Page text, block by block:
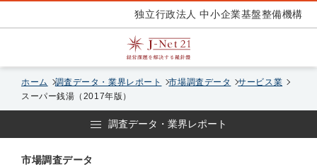
独立行政法人 中小企業基盤整備機構
ホーム 調査データ・業界レポート 市場調査データ
サービス業
スーパー銭湯（2017年版）
調査データ・業界レポート
市場調査データ